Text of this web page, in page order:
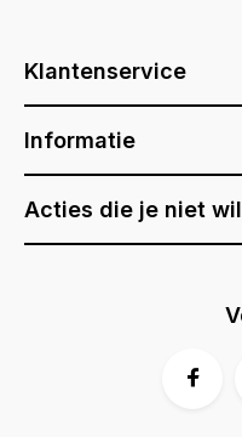
Klantenservice
Informatie
Acties die je niet